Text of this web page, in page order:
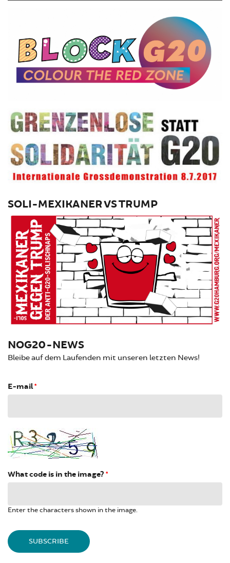
SOLI-MEXIKANER VS TRUMP
NOG20-NEWS
Bleibe auf dem Laufenden mit unseren letzten News!
E-mail*
What code is in the image? *
Enter the characters shown in the image.